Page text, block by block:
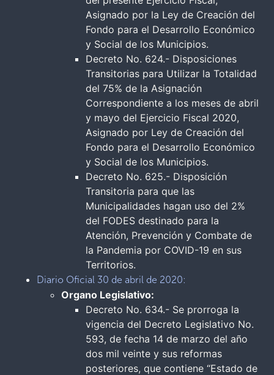
Asignado por la Ley de Creación del
Fondo para el Desarrollo Económico
y Social de los Municipios.
Decreto No. 624.- Disposiciones
Transitorias para Utilizar la Totalidad
del 75% de la Asignación
Correspondiente a los meses de abril
y mayo del Ejercicio Fiscal 2020,
Asignado por Ley de Creación del
Fondo para el Desarrollo Económico
y Social de los Municipios.
Decreto No. 625.- Disposición
Transitoria para que las
Municipalidades hagan uso del 2%
del FODES destinado para la
Atención, Prevención y Combate de
la Pandemia por COVID-19 en sus
Territorios.
Diario Oficial 30 de abril de 2020:
Organo Legislativo:
Decreto No. 634.- Se prorroga la
vigencia del Decreto Legislativo No.
593, de fecha 14 de marzo del año
dos mil veinte y sus reformas
posteriores, que contiene “Estado de